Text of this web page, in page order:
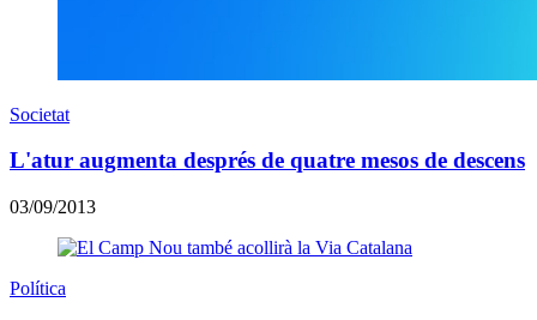
Societat
L'atur augmenta després de quatre mesos de descens
03/09/2013
Política